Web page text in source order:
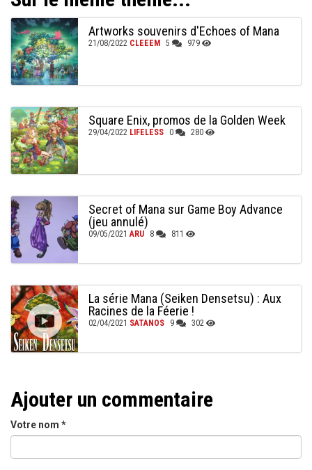
Artworks souvenirs d'Echoes of Mana
21/08/2022 CLEEEM 5 979
Square Enix, promos de la Golden Week
29/04/2022 LIFELESS 0 280
Secret of Mana sur Game Boy Advance
(jeu annulé)
09/05/2021ARU 8 811
La série Mana (Seiken Densetsu) : Aux
Racines de la Féerie !
02/04/2021 SATANOS 9 302
Ajouter un commentaire
Votre nom *